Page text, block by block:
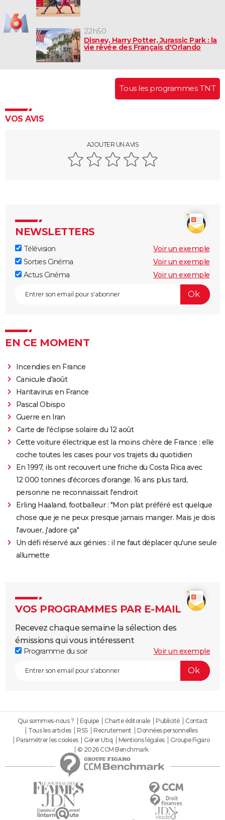
22h50
Disney, Harry Potter, Jurassic Park : la
vie rêvée des Français d'Orlando
Tous les programmes TNT
VOS AVIS
AJOUTER UN AVIS
NEWSLETTERS
Télévision
Voir un exemple
Sorties Cinéma
Voir un exemple
Actus Cinéma
Voir un exemple
EN CE MOMENT
Incendies en France
Canicule d'août
Hantavirus en France
Pascal Obispo
Guerre en Iran
Carte de l'éclipse solaire du 12 août
Cette voiture électrique est la moins chère de France : elle
coche toutes les cases pour vos trajets du quotidien
En 1997, ils ont recouvert une friche du Costa Rica avec
12 000 tonnes d'écorces d'orange. 16 ans plus tard,
personne ne reconnaissait l'endroit
Erling Haaland, footballeur : "Mon plat préféré est quelque
chose que je ne peux presque jamais manger. Mais je dois
l'avouer, j'adore ça"
Un défi réservé aux génies : il ne faut déplacer qu'une seule
allumette
VOS PROGRAMMES PAR E-MAIL
Recevez chaque semaine la sélection des
émissions qui vous intéressent
Programme du soir Voir un exemple
Qui sommes-nous ? Equipe Charte éditoriale Publicité
Contact
Tous les articles
RSS Recrutement
Données personnelles
Paramétrer les cookies
Gérer Utiq Mentions légales
Groupe Figaro
© 2026 CCM Benchmark